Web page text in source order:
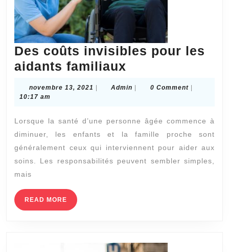
Des coûts invisibles pour les
aidants familiaux
les
aidants
familiaux
novembre 13, 2021 novembre
Admin Admin0 Comment
10:17 am
Lorsque la santé d’une personne âgée commence à
diminuer, les enfants et la famille proche sont
généralement ceux qui interviennent pour aider aux
soins. Les responsabilités peuvent sembler simples,
mais
READ MORE READ
MORE